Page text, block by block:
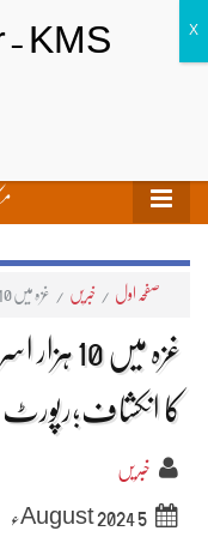
صفحہ اول / خبریں / غزہ میں 10 ہزار اسرائیلی فوجی ہلاک اور زخمی ہونے کا انکشاف؛رپورٹ
غزہ میں
کا انکشاف؛رپورٹ
خبریں
5 August 2024ء